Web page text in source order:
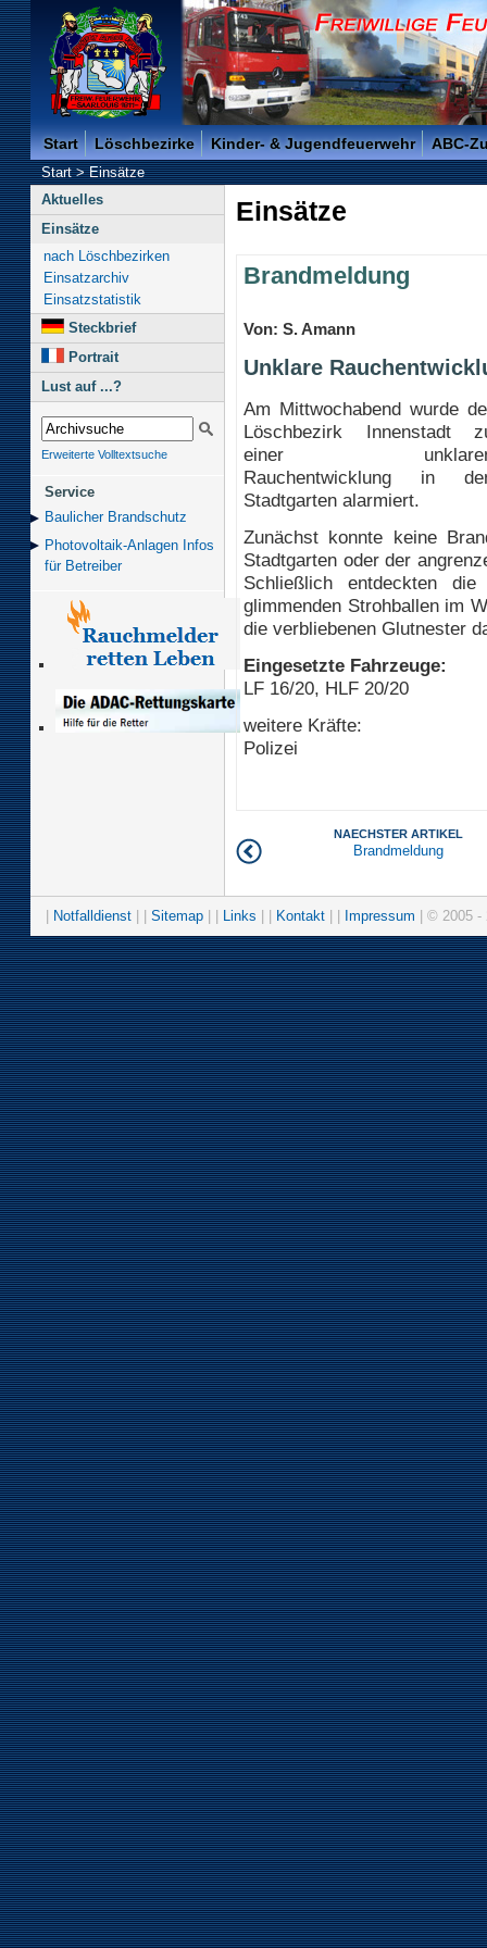
Freiwillige Feuerwehr der Kreisstadt Saarlouis -
Start Löschbezirke Kinder- & Jugendfeuerwehr ABC-
Start>Einsätze
Aktuelles
Einsätze
nach Löschbezirken
Einsatzarchiv
Einsatzstatistik
Steckbrief
Portrait
Lust auf ...?
Erweiterte Volltextsuche
Service
Baulicher Brand­schutz
Photovoltaik-Anlagen Infos
für Betreiber
Einsätze
Brandmeldung
Von: S. Amann
Unklare
Am Mittwochabend wurde
Löschbezirk Innenstadt
einer
Rauchentwicklung in
Stadtgarten alarmiert.
Zunächst konnte keine
Stadtgarten oder der
Schließlich entdeckten
glimmenden Strohballen im
die verbliebenen Glutnester
Eingesetzte Fahrzeuge:
LF 16/20, HLF 20/20
weitere Kräfte:
Polizei
NAECHSTER ARTIKEL
Brandmeldung
Notfalldienst Sitemap Links Kontakt Impressum | © 2005 -